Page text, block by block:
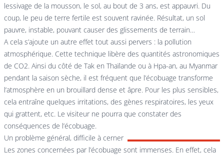
lessivage de la mousson, le sol, au bout de 3 ans, est appauvri. Du
coup, le peu de terre fertile est souvent ravinée. Résultat, un sol
pauvre, instable, pouvant causer des glissements de terrain…
A cela s’ajoute un autre effet tout aussi pervers : la pollution
atmosphérique. Cette technique libère des quantités astronomiques
de CO2. Ainsi du côté de Tak en Thaïlande ou à Hpa-an, au Myanmar
pendant la saison sèche, il est fréquent que l’écobuage transforme
l’atmosphère en un brouillard dense et âpre. Pour les plus sensibles,
cela entraîne quelques irritations, des gènes respiratoires, les yeux
qui grattent, etc. Le visiteur ne pourra que constater des
conséquences de l’écobuage.
Un problème général, difficile à cerner
Les zones concernées par l’écobuage sont immenses. En effet, cela